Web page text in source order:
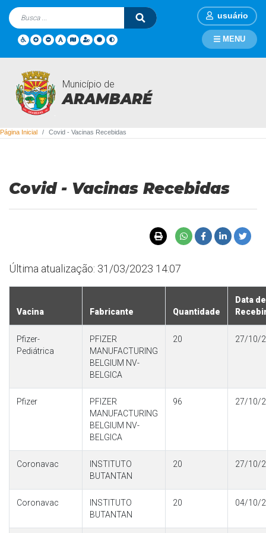
usuário
Município de
ARAMBARÉ
MENU
Covid - Vacinas Recebidas
Página Inicial Covid - Vacinas Recebidas
Covid - Vacinas Recebidas
Última atualização: 31/03/2023 14:07
Vacina Fabricante Quantidade
Data de
Pfizer-
Pediátrica
PFIZER
MANUFACTURING
BELGIUM NV-
BELGICA
20 27/10/
Pfizer
PFIZER
MANUFACTURING
BELGIUM NV-
BELGICA
96 27/10/
Coronavac
INSTITUTO
BUTANTAN
20 27/10/
Coronavac
INSTITUTO
BUTANTAN
20 04/10/